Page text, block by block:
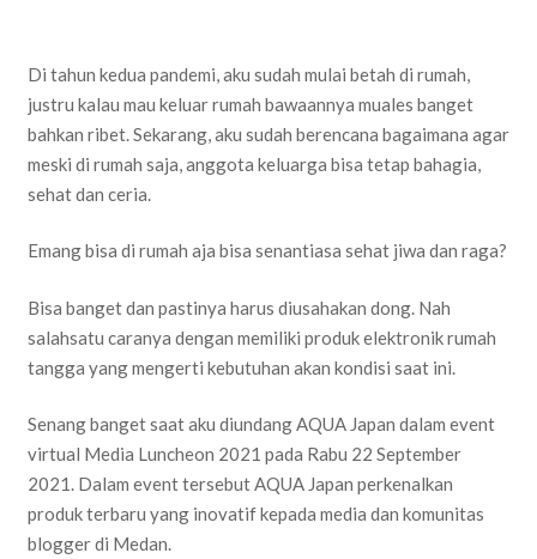
Di tahun kedua pandemi, aku sudah mulai betah di rumah,
justru kalau mau keluar rumah bawaannya muales banget
bahkan ribet. Sekarang, aku sudah berencana bagaimana agar
meski di rumah saja, anggota keluarga bisa tetap bahagia,
sehat dan ceria.
Emang bisa di rumah aja bisa senantiasa sehat jiwa dan raga?
Bisa banget dan pastinya harus diusahakan dong. Nah
salahsatu caranya dengan memiliki produk elektronik rumah
tangga yang mengerti kebutuhan akan kondisi saat ini.
Senang banget saat aku diundang AQUA Japan dalam event
virtual Media Luncheon 2021 pada Rabu 22 September
2021. Dalam event tersebut AQUA Japan perkenalkan
produk terbaru yang inovatif kepada media dan komunitas
blogger di Medan.